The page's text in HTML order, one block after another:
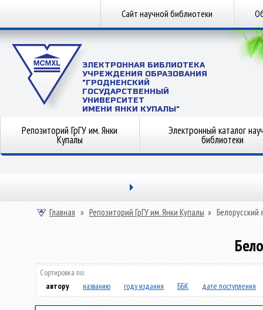
Сайт научной библиотеки
ЭЛЕКТРОННАЯ БИБЛИОТЕКА
УЧРЕЖДЕНИЯ ОБРАЗОВАНИЯ
"ГРОДНЕНСКИЙ
ГОСУДАРСТВЕННЫЙ
УНИВЕРСИТЕТ
ИМЕНИ ЯНКИ КУПАЛЫ"
Репозиторий ГрГУ им. Янки
Купалы
Электронный каталог
библиотеки
Главная » Репозиторий ГрГУ им. Янки Купалы » Белорусский
Сортировка по:
автору
названию году издания ББК дате поступления